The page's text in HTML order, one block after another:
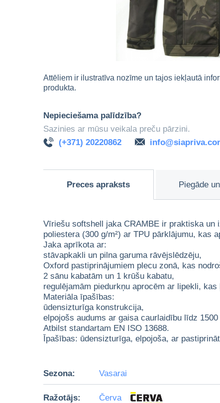
Attēliem ir ilustratīva nozīme un tajos iekļautā
produkta.
Nepieciešama palīdzība?
Sazinies ar mūsu veikala preču pārzini.
(+371) 20220862
Preces apraksts Piegāde
Vīriešu softshell jaka CRAMBE ir praktiska un
poliestera (300 g/m²) ar TPU pārklājumu, kas
Jaka aprīkota ar:
stāvapkakli un pilna garuma rāvējslēdzēju,
Oxford pastiprinājumiem plecu zonā, kas
2 sānu kabatām un 1 krūšu kabatu,
regulējamām piedurkņu aprocēm ar lipekli, kas
Materiāla īpašības:
ūdensizturīga konstrukcija,
elpojošs audums ar gaisa caurlaidību līdz 1500
Atbilst standartam EN ISO 13688.
Īpašības: ūdensizturīga, elpojoša, ar
Sezona: Vasarai
Ražotājs: Červa